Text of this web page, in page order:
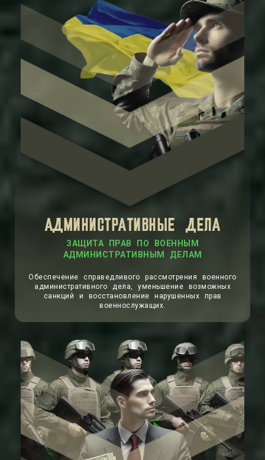
АДМИНИСТРАТИВНЫЕ ДЕЛА
Обеспечение справедливого рассмотрения военного
административного дела, уменьшение возможных
санкций и восстановление нарушенных прав
военнослужащих.